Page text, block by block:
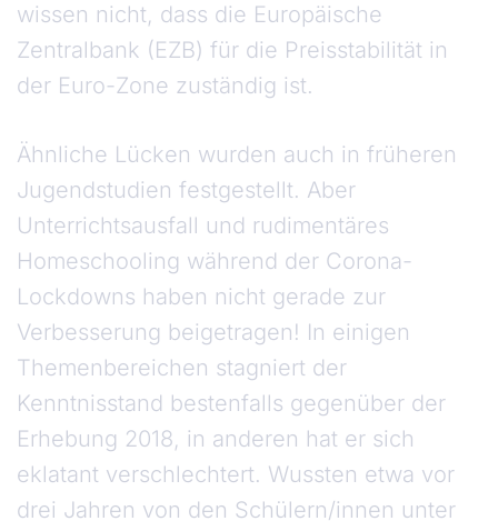
wissen nicht, dass die Europäische
Zentralbank (EZB) für die Preisstabilität in
der Euro-Zone zuständig ist.
Ähnliche Lücken wurden auch in früheren
Jugendstudien festgestellt. Aber
Unterrichtsausfall und rudimentäres
Homeschooling während der Corona-
Lockdowns haben nicht gerade zur
Verbesserung beigetragen! In einigen
Themenbereichen stagniert der
Kenntnisstand bestenfalls gegenüber der
Erhebung 2018, in anderen hat er sich
eklatant verschlechtert. Wussten etwa vor
drei Jahren von den Schülern/innen unter